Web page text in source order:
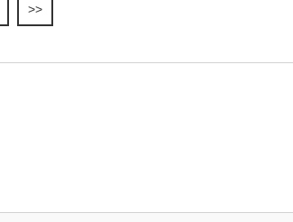
>>